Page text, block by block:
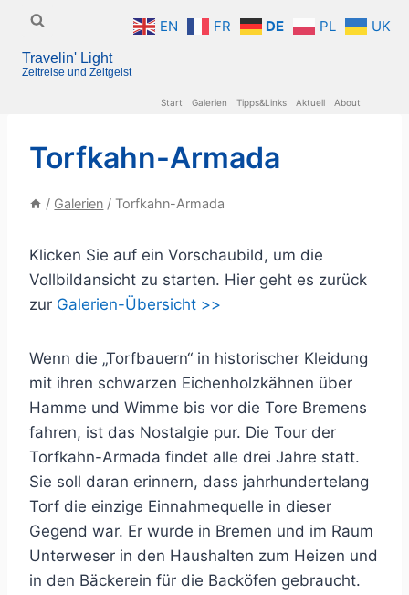
springen
Travelin' Light
Zeitreise und Zeitgeist
Start Galerien Tipps&Links Aktuell About
Torfkahn-Armada
/ Galerien / Torfkahn-Armada
Klicken Sie auf ein Vorschaubild, um die
Vollbildansicht zu starten. Hier geht es zurück
zur Galerien-Übersicht >>
Wenn die „Torfbauern“ in historischer Kleidung
mit ihren schwarzen Eichenholzkähnen über
Hamme und Wimme bis vor die Tore Bremens
fahren, ist das Nostalgie pur. Die Tour der
Torfkahn-Armada findet alle drei Jahre statt.
Sie soll daran erinnern, dass jahrhundertelang
Torf die einzige Einnahmequelle in dieser
Gegend war. Er wurde in Bremen und im Raum
Unterweser in den Haushalten zum Heizen und
in den Bäckerein für die Backöfen gebraucht.
EN FR DE PL UK